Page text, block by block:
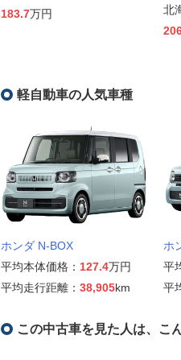
183.7万円
北
軽自動車の人気車種
ホンダ N-BOX
平均本体価格： 127.4万円
平均走行距離： 38,905km
ホ
平
平
この中古車を見た人は、こ